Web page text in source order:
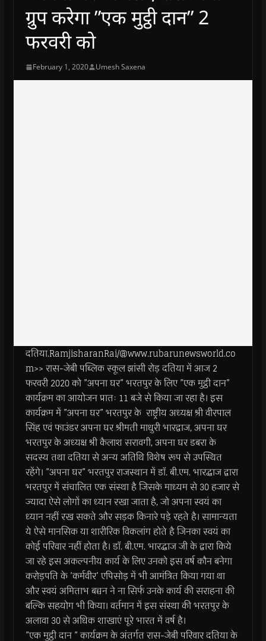
ग्रुप करेगा ”एक मुट्ठी दान” 2
फरवरी को
February 1, 2020 Umesh Saxena
दतिया.RamjisharanRai/@www.rubarunewsworld.co
m>> रास-जेबी पब्लिक स्कूल झांसी रोड़ दतिया में आज 2
फरवरी 2020 को ”अपना घर” भरतपुर के लिए ”एक मुट्ठी दान”
कार्यक्रम का आयोजन प्रातः 11 बजे से किया जा रहा है। इस
कार्यक्रम में ”अपना घर” भरतपुर के राष्ट्रीय अध्यक्ष श्री वीरपाल
सिंह एवं फाउंडर अपना घर श्रीमती माधुरी भारद्वाज, अपना घर
भरतपुर के अध्यक्ष श्री कैलाश सरावगी, अपना घर डबरा के
सदस्य तथा दतिया से अन्य अतिथि विशेष रूप से उपस्थित
रहेंगे। ”अपना घर” भरतपुर राजस्थान में डाॅ. बी.एम. भारद्धाज द्वारा
भरतपुर में संचालित एक संस्था है जिसके माध्यम से 30 हजार से
ज्यादा ऐसे लोगों का ध्यान रखा जाता है, जो अपना स्वयं का
ध्यान नहीं रख सकते और सड़क किनारे पड़े रहते है। सामान्यता
ये ऐसे मानसिक या शारीरिक विकलांग होते है जिनका स्वयं का
कोई परिवार नहीं होता है। डाॅ. बी.एम. भारद्धाज जी के द्वारा किये
जा रहे इस अकल्पनीय कार्य के लिए उनको इस वर्ष कौन बनेगा
करोड़पति के ’कर्मवीर’ एपिसोड़ में भी आमंत्रित किया गया था
और स्वयं अमिताभ बच्चन ने ना सिर्फ उनके कार्य की सराहना की
बल्कि सहयोग भी किया। वर्तमान में इस संस्था की भरतपुर के
अलावा 30 से अधिक शाखाएं पूरे भारत में वर्ष है।
”एक मुट्ठी दान ” कार्यक्रम के अंतर्गत रास-जेबी परिवार दतिया के